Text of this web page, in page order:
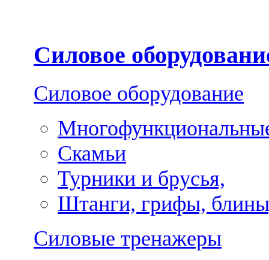
Силовое
Силовое оборудование
Скамьи
Турники и брусья,
Штанги, грифы,
Силовые тренажеры